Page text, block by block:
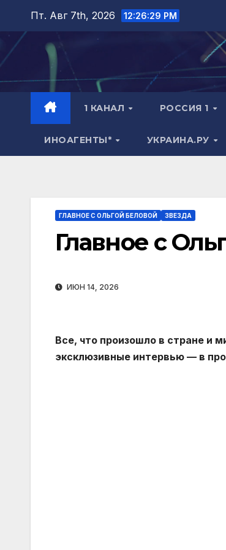
Перейти
содержимому
Пт. Авг 7th, 2026 12:26:30 PM
1 КАНАЛ РОССИЯ 1
ИНОАГЕНТЫ* УКРАИНА.РУ
ГЛАВНОЕ С ОЛЬГОЙ БЕЛОВОЙ ЗВЕЗДА
Главное с
ИЮН 14, 2026
Все, что произошло в стране и
эксклюзивные интервью — в